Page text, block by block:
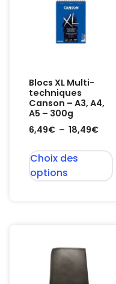
Blocs XL Multi-
techniques
Canson – A3, A4,
A5 – 300g
6,49€ – 18,49€
Choix des
options